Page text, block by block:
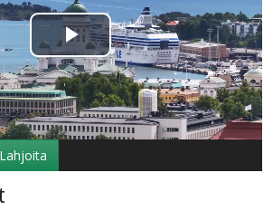
Toista
Video
Lahjoita